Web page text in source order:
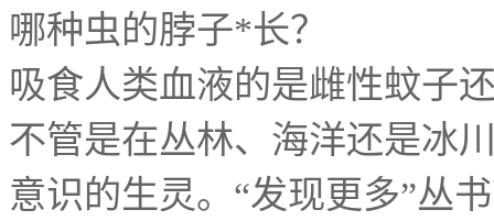
哪种虫的脖子*长？
吸食人类血液的是雌性蚊子
不管是在丛林、海洋还是冰
意识的生灵。
“发现更多”丛